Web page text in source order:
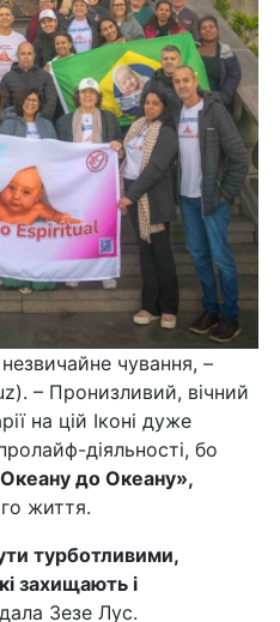
чування, –
– Пронизливий, вічний
на цій Іконі дуже
діяльності, бо
Океану до Океану»,
життя.
турботливими,
захищають і
Зезе Лус.